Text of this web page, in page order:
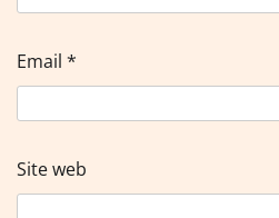
Email *
Site web